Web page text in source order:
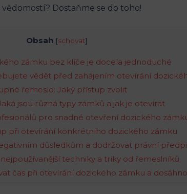
Dostaňme se do toho!
Obsah [schovat]
zámku bez klíče je docela jednoduché
vědět před zahájením otevírání
řemeslo: Jaký přístup zvolit
jsou různá typy zámků a jak je otevírat
pro snadné otevření dozického
při otevírání konkrétního dozického zámku
důsledkům a dodržovat právní
techniky a triky od řemeslníků
čas při otevírání dozického zámku a